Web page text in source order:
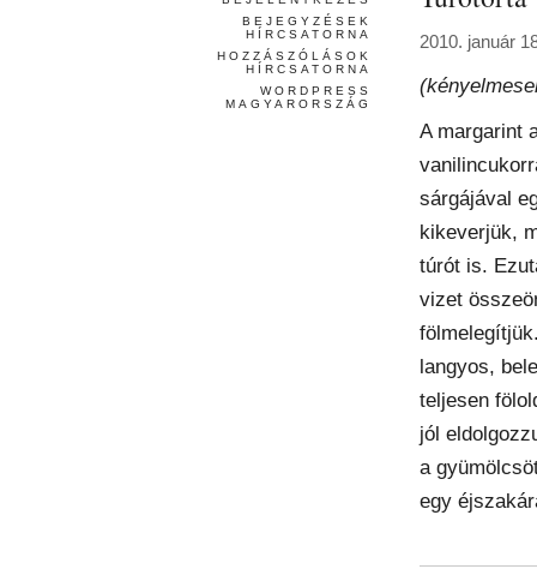
2010. január
A margarint
sárgájával
kikeverjük,
túrót is.
vizet
langyos,
teljesen
jól
a
egy
BEJEGYZÉSEK
HÍRCSATORNA
HOZZÁSZÓLÁSOK
HÍRCSATORNA
WORDPRESS
MAGYARORSZÁG